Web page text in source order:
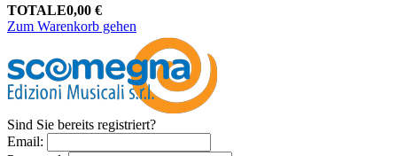
TOTALE0,00 €
Zum Warenkorb gehen
Sind Sie bereits registriert?
Email: